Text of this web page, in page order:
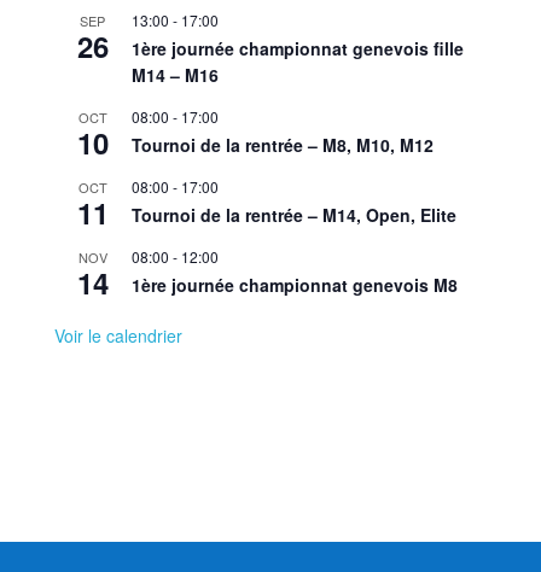
SEP
26
13:00 - 17:00
1ère journée championnat genevois fille
M14 – M16
OCT
10
08:00 - 17:00
Tournoi de la rentrée – M8, M10, M12
OCT
11
08:00 - 17:00
Tournoi de la rentrée – M14, Open, Elite
NOV
14
08:00 - 12:00
1ère journée championnat genevois M8
Voir le calendrier